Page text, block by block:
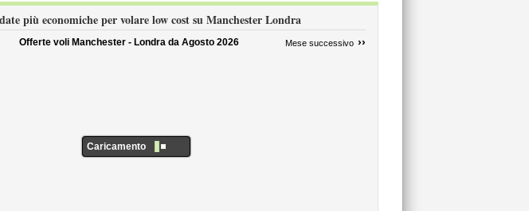
più economiche per volare low cost su Manchester Londra
Offerte voli Manchester - Londra da Agosto 2026 Mese successivo ››
Caricamento